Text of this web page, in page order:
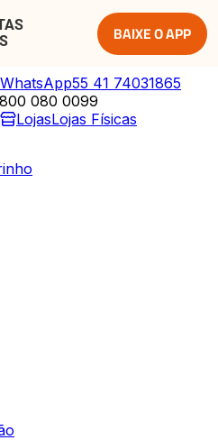
BAIXE O APP
55 41 74031865
080 0099
LojasLojas Físicas